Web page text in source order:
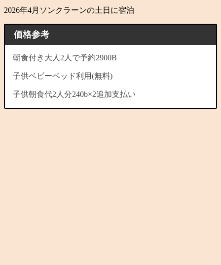
2026年4月ソンクラーンの土日に宿泊
価格参考
朝食付き大人2人で予約2900B
子供ベビーベッド利用(無料)
子供朝食代2人分240b×2追加支払い